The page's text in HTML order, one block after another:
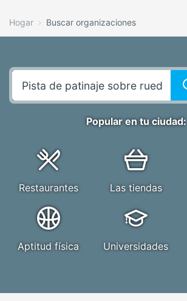
Hogar Buscar organizaciones
Popular en tu ciudad:
Restaurantes Las tiendas
Aptitud física Universidades